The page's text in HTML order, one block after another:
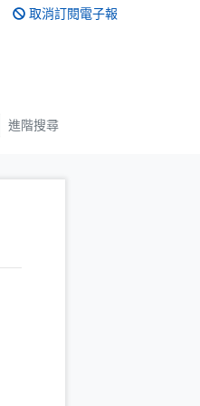
取消訂閱電子報
進階搜尋